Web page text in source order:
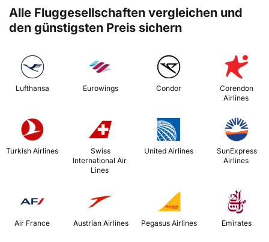
Alle Fluggesellschaften vergleichen und
den günstigsten Preis sichern
Lufthansa Eurowings Condor
Corendon
Airlines
Turkish Airlines
International Air
Lines
United Airlines
Airlines
Air France Austrian Airlines Emirates